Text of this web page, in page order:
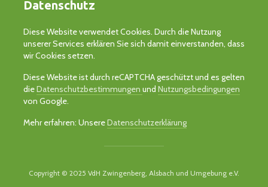
Datenschutz
Diese Website verwendet Cookies. Durch die Nutzung
unserer Services erklären Sie sich damit einverstanden, dass
wir Cookies setzen.
Diese Website ist durch reCAPTCHA geschützt und es gelten
dieDatenschutzbestimmungen und Nutzungsbedingungen
von Google.
Mehr erfahren: UnsereDatenschutzerklärung
Copyright © 2025 VdH Zwingenberg, Alsbach und Umgebung e.V.